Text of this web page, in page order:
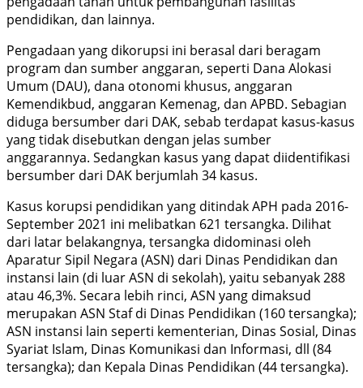
pendidikan, dan lainnya.
Pengadaan yang dikorupsi ini berasal dari beragam
program dan sumber anggaran, seperti Dana Alokasi
Umum (DAU), dana otonomi khusus, anggaran
Kemendikbud, anggaran Kemenag, dan APBD. Sebagian
diduga bersumber dari DAK, sebab terdapat kasus-kasus
yang tidak disebutkan dengan jelas sumber
anggarannya. Sedangkan kasus yang dapat diidentifikasi
bersumber dari DAK berjumlah 34 kasus.
Kasus korupsi pendidikan yang ditindak APH pada 2016-
September 2021 ini melibatkan 621 tersangka. Dilihat
dari latar belakangnya, tersangka didominasi oleh
Aparatur Sipil Negara (ASN) dari Dinas Pendidikan dan
instansi lain (di luar ASN di sekolah), yaitu sebanyak 288
atau 46,3%. Secara lebih rinci, ASN yang dimaksud
merupakan ASN Staf di Dinas Pendidikan (160 tersangka);
ASN instansi lain seperti kementerian, Dinas Sosial, Dinas
Syariat Islam, Dinas Komunikasi dan Informasi, dll (84
tersangka); dan Kepala Dinas Pendidikan (44 tersangka).